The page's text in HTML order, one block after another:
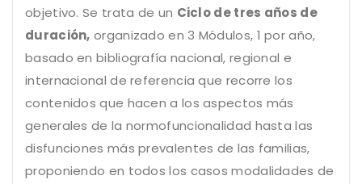
objetivo. Se trata de un Ciclo de tres años de
duración, organizado en 3 Módulos, 1 por año,
basado en bibliografía nacional, regional e
internacional de referencia que recorre los
contenidos que hacen a los aspectos más
generales de la normofuncionalidad hasta las
disfunciones más prevalentes de las familias,
proponiendo en todos los casos modalidades de